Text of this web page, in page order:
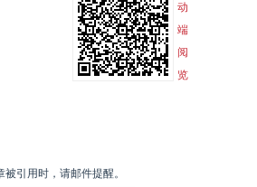
动
端
阅
览
被引用时，请邮件提醒。